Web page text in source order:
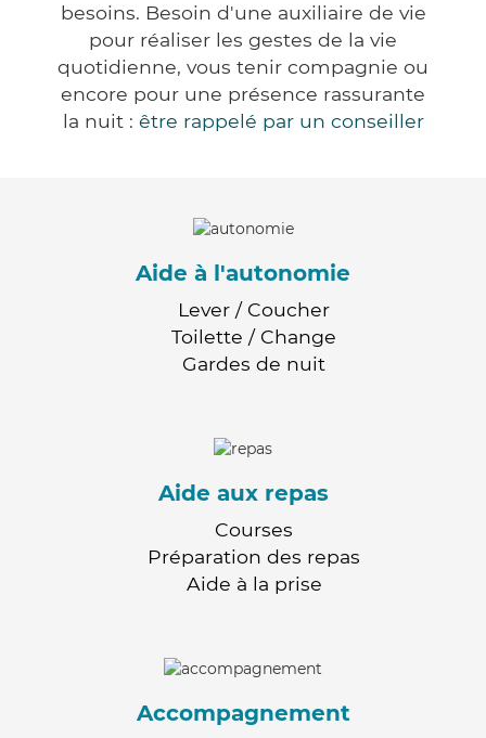
besoins. Besoin d'une auxiliaire de vie
pour réaliser les gestes de la vie
quotidienne, vous tenir compagnie ou
encore pour une présence rassurante
la nuit : être rappelé par un conseiller
Aide à l'autonomie
Lever / Coucher
Toilette / Change
Gardes de nuit
Aide aux repas
Courses
Préparation des repas
Aide à la prise
Accompagnement